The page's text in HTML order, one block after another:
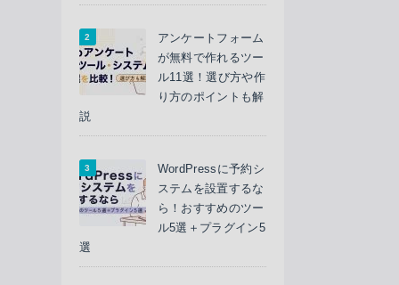
アンケートフォーム
が無料で作れるツー
ル11選！選び方や作
り方のポイントも解
説
WordPressに予約シ
ステムを設置するな
ら！おすすめのツー
ル5選＋プラグイン5
選